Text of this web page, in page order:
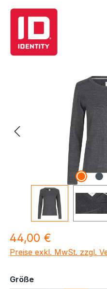
Bildergalerie überspringen
Regulärer Preis:
44,00 €
Preise exkl. MwSt. zzgl.
Größeauswählen